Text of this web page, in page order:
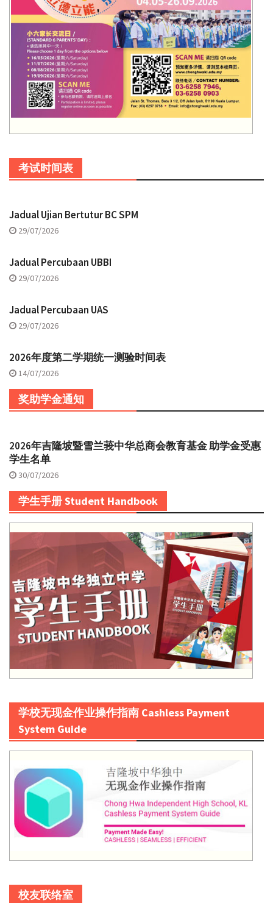
考试时间表
Jadual Ujian Bertutur BC SPM
29/07/2026
Jadual Percubaan UBBI
29/07/2026
Jadual Percubaan UAS
29/07/2026
2026年度第二学期统一测验时间表
14/07/2026
奖助学金通知
2026年吉隆坡暨雪兰莪中华总商会教育基金 助学金受惠
学生名单
30/07/2026
学生手册 Student Handbook
学校无现金作业操作指南 Cashless Payment
System Guide
校友联络室